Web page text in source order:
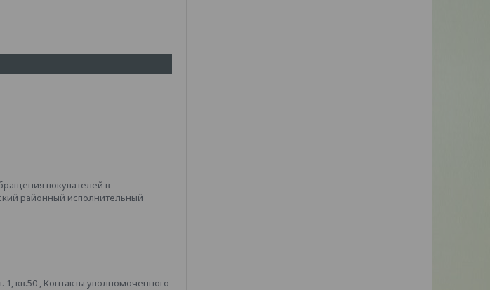
покупателей в
районный исполнительный
кв.50 , Контакты уполномоченного